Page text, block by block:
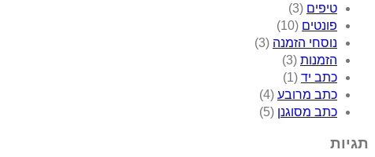
טיפים (3)
פונטים (10)
נוסחי הזמנה (3)
הזמנות (3)
כתב יד (1)
כתב מרובע (4)
כתב מסוגנן (5)
תגיות